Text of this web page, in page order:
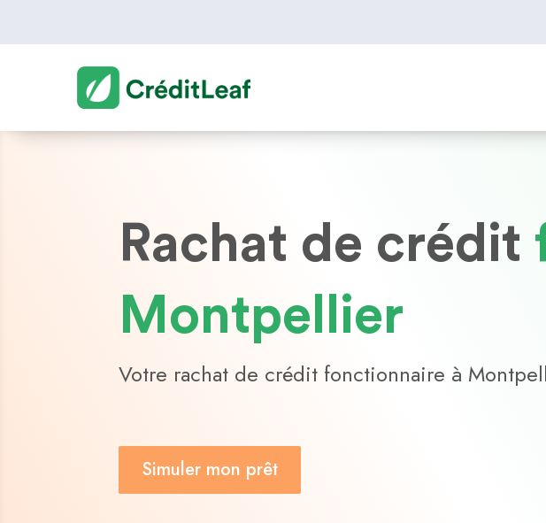
Rachat de crédit
Montpellier
Votre rachat de crédit fonctionnaire à
Simuler mon prêt